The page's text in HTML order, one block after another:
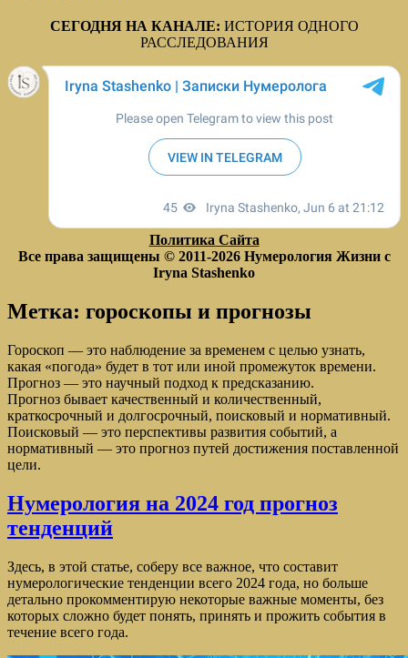
СЕГОДНЯ НА КАНАЛЕ: ИСТОРИЯ ОДНОГО
РАССЛЕДОВАНИЯ
Политика Сайта
Все права защищены © 2011-2026 Нумерология Жизни с
Iryna Stashenko
Метка: гороскопы и прогнозы
Гороскоп — это наблюдение за временем с целью узнать,
какая «погода» будет в тот или иной промежуток времени.
Прогноз — это научный подход к предсказанию.
Прогноз бывает качественный и количественный,
краткосрочный и долгосрочный, поисковый и нормативный.
Поисковый — это перспективы развития событий, а
нормативный — это прогноз путей достижения поставленной
цели.
Нумерология на 2024 год прогноз
тенденций
Здесь, в этой статье, соберу все важное, что составит
нумерологические тенденции всего 2024 года, но больше
детально прокомментирую некоторые важные моменты, без
которых сложно будет понять, принять и прожить события в
течение всего года.